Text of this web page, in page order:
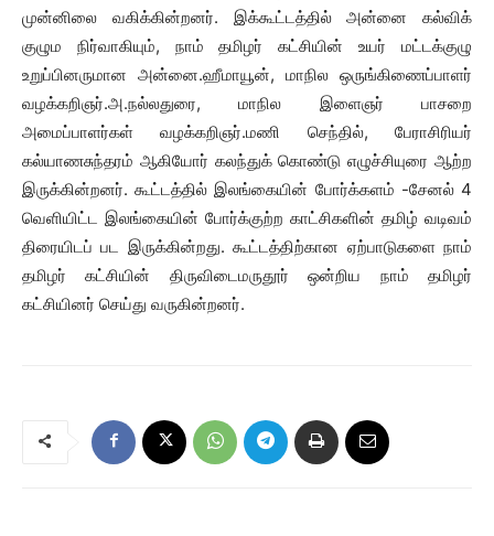
முன்னிலை வகிக்கின்றனர். இக்கூட்டத்தில் அன்னை கல்விக்
குழும நிர்வாகியும், நாம் தமிழர் கட்சியின் உயர் மட்டக்குழு
உறுப்பினருமான அன்னை.ஹீமாயூன், மாநில ஒருங்கிணைப்பாளர்
வழக்கறிஞர்.அ.நல்லதுரை, மாநில இளைஞர் பாசறை
அமைப்பாளர்கள் வழக்கறிஞர்.மணி செந்தில், பேராசிரியர்
கல்யாணசுந்தரம் ஆகியோர் கலந்துக் கொண்டு எழுச்சியுரை ஆற்ற
இருக்கின்றனர். கூட்டத்தில் இலங்கையின் போர்க்களம் -சேனல் 4
வெளியிட்ட இலங்கையின் போர்க்குற்ற காட்சிகளின் தமிழ் வடிவம்
திரையிடப் பட இருக்கின்றது. கூட்டத்திற்கான ஏற்பாடுகளை நாம்
தமிழர் கட்சியின் திருவிடைமருதூர் ஒன்றிய நாம் தமிழர்
கட்சியினர் செய்து வருகின்றனர்.